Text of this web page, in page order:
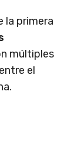
la primera
múltiples
el